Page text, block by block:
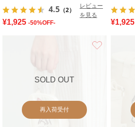
4.5 （2）
レビュー
を見る
¥1,925 -50%OFF-
¥1,925
SOLD OUT
再入荷受付